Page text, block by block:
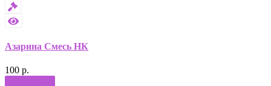
Азарина Смесь НК
100 р.